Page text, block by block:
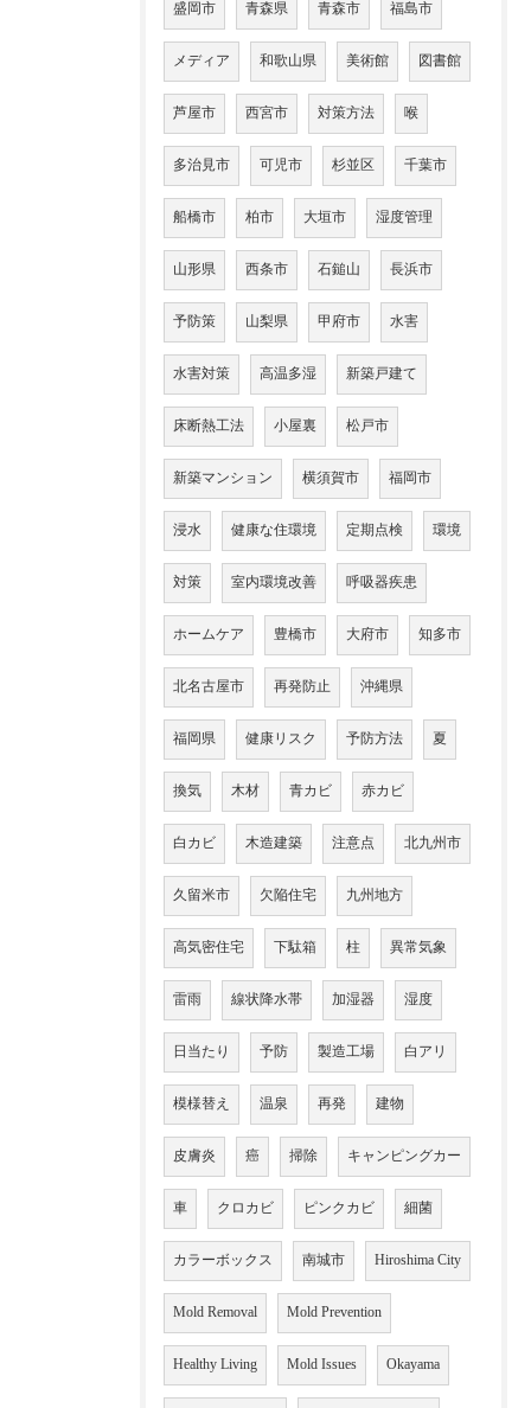
盛岡市 青森県 青森市 福島市
メディア 和歌山県 美術館 図書館
芦屋市 西宮市 対策方法 喉
多治見市 可児市 杉並区 千葉市
船橋市 柏市 大垣市 湿度管理
山形県 西条市 石鎚山 長浜市
予防策 山梨県 甲府市 水害
水害対策 高温多湿 新築戸建て
床断熱工法 小屋裏 松戸市
新築マンション 横須賀市 福岡市
浸水 健康な住環境 定期点検 環境
対策 室内環境改善 呼吸器疾患
ホームケア 豊橋市 大府市 知多市
北名古屋市 再発防止 沖縄県
福岡県 健康リスク 予防方法 夏
換気 木材 青カビ 赤カビ
白カビ 木造建築 注意点 北九州市
久留米市 欠陥住宅 九州地方
高気密住宅 下駄箱 柱 異常気象
雷雨 線状降水帯 加湿器 湿度
日当たり 予防 製造工場 白アリ
模様替え 温泉 再発 建物
皮膚炎 癌 掃除 キャンピングカー
車 クロカビ ピンクカビ 細菌
カラーボックス 南城市 Hiroshima City
Mold Removal Mold Prevention
Healthy Living Mold Issues Okayama